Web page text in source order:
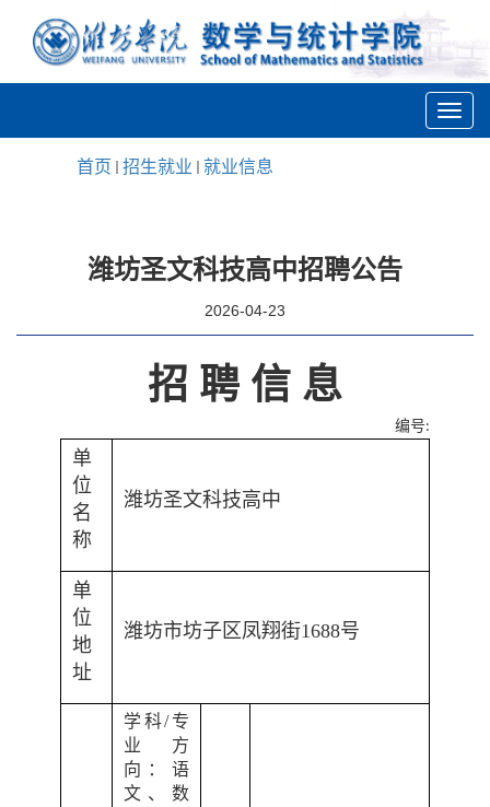
首页 招生就业 就业信息
潍坊圣文科技高中招聘公告
2026-04-23
招 聘 信 息
编号:
单
位
名
称
潍坊圣文科技高中
单
位
地
址
潍坊市坊子区凤翔街1688号
学科/专
业方
向：语
文、数